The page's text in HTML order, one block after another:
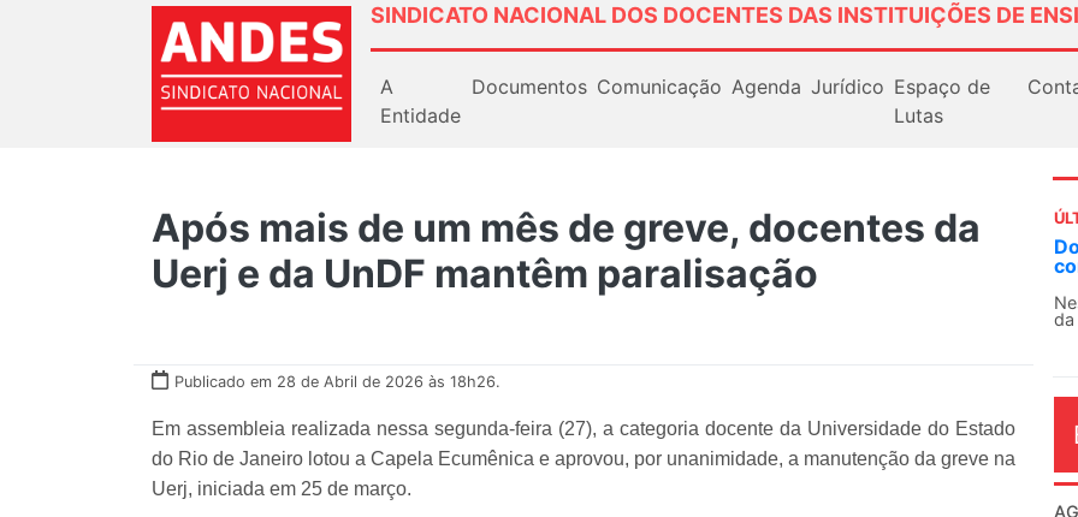
SINDICATO NACIONAL DOS DOCENTES DAS INSTITUIÇÕES DE
A
Entidade
Documentos Comunicação Agenda Jurídico Espaço de
Lutas
Após mais de um mês de greve, docentes da
Uerj e da UnDF mantêm paralisação
Publicado em 28 de Abril de 2026 às 18h26.
Em assembleia realizada nessa segunda-feira (27), a categoria docente da Universidade do Estado
do Rio de Janeiro lotou a Capela Ecumênica e aprovou, por unanimidade, a manutenção da greve na
Uerj, iniciada em 25 de março.
O